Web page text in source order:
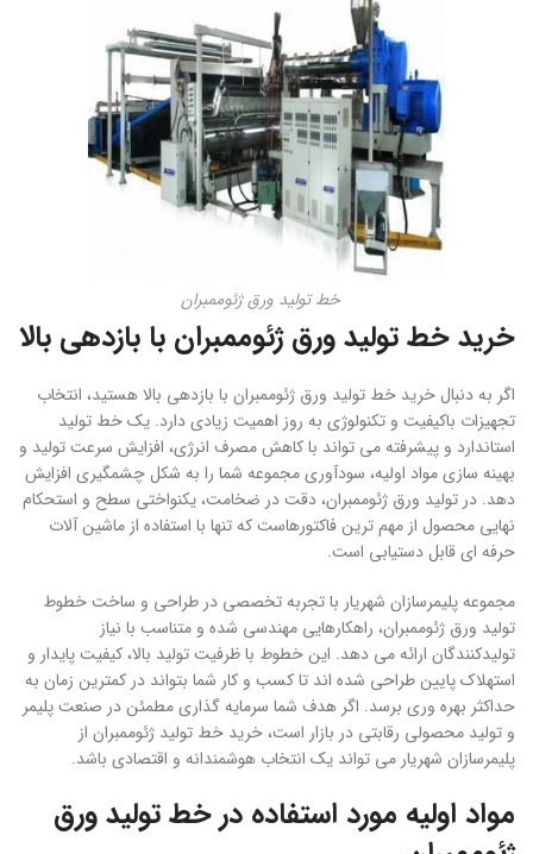
خط تولید ورق ژئوممبران
خرید خط تولید ورق ژئوممبران با بازدهی بالا
اگر به دنبال خرید خط تولید ورق ژئوممبران با بازدهی بالا هستید، انتخاب
تجهیزات باکیفیت و تکنولوژی به روز اهمیت زیادی دارد. یک خط تولید
استاندارد و پیشرفته می تواند با کاهش مصرف انرژی، افزایش سرعت تولید و
بهینه سازی مواد اولیه، سودآوری مجموعه شما را به شکل چشمگیری افزایش
دهد. در تولید ورق ژئوممبران، دقت در ضخامت، یکنواختی سطح و استحکام
نهایی محصول از مهم ترین فاکتورهاست که تنها با استفاده از ماشین آلات
حرفه ای قابل دستیابی است.
مجموعه پلیمرسازان شهریار با تجربه تخصصی در طراحی و ساخت خطوط
تولید ورق ژئوممبران، راهکارهایی مهندسی شده و متناسب با نیاز
تولیدکنندگان ارائه می دهد. این خطوط با ظرفیت تولید بالا، کیفیت پایدار و
استهلاک پایین طراحی شده اند تا کسب و کار شما بتواند در کمترین زمان به
حداکثر بهره وری برسد. اگر هدف شما سرمایه گذاری مطمئن در صنعت پلیمر
و تولید محصولی رقابتی در بازار است، خرید خط تولید ژئوممبران از
پلیمرسازان شهریار می تواند یک انتخاب هوشمندانه و اقتصادی باشد.
مواد اولیه مورد استفاده در خط تولید ورق